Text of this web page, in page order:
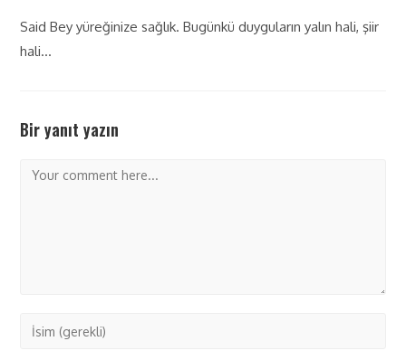
Said Bey yüreğinize sağlık. Bugünkü duyguların yalın hali, şiir
hali…
Bir yanıt yazın